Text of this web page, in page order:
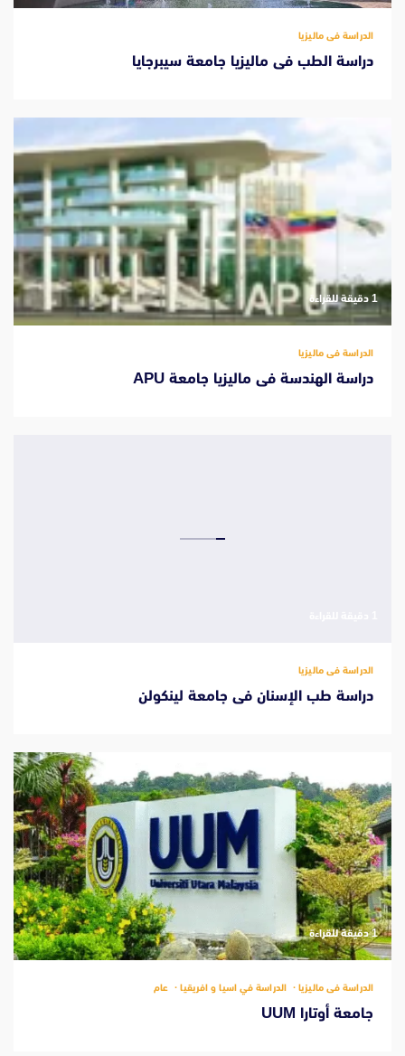
الدراسة فى ماليزيا
دراسة الطب فى ماليزيا جامعة سيبرجايا
‫1 دقيقة للقراءة
الدراسة فى ماليزيا
دراسة الهندسة فى ماليزيا جامعة APU
الدراسة فى ماليزيا
دراسة طب الإسنان فى جامعة لينكولن
‫1 دقيقة للقراءة
الدراسة فى ماليزيا الدراسة في اسيا و افريقيا عام
جامعة أوتارا UUM